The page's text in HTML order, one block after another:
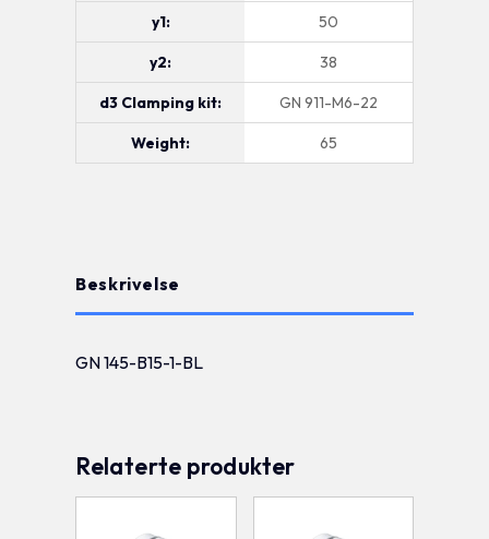
y1: 50
y2: 38
d3 Clamping kit: GN 911-M6-22
Weight: 65
Beskrivelse
GN 145-B15-1-BL
Relaterte produkter